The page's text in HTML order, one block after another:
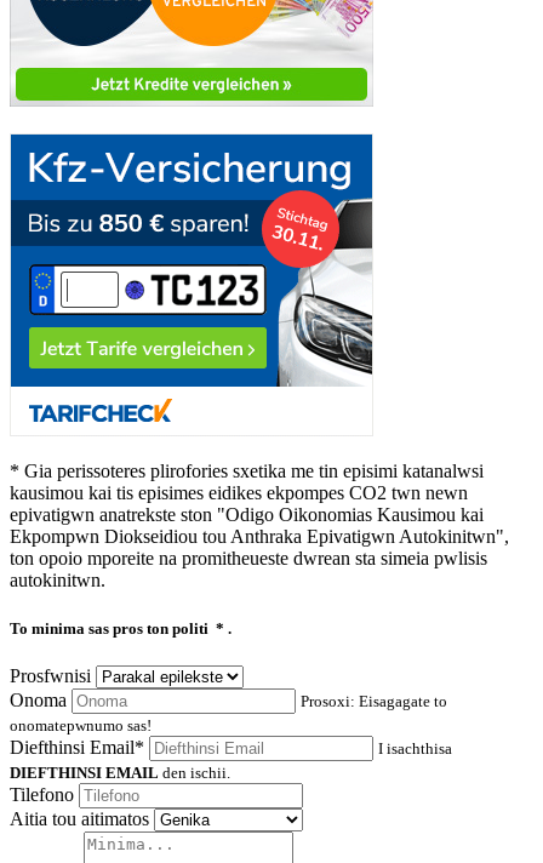
* Gia perissoteres plirofories sxetika me tin episimi katanalwsi
kausimou kai tis episimes eidikes ekpompes CO2 twn newn
epivatigwn anatrekste ston "Odigo Oikonomias Kausimou kai
Ekpompwn Diokseidiou tou Anthraka Epivatigwn Autokinitwn",
ton opoio mporeite na promitheueste dwrean sta simeia pwlisis
autokinitwn.
To minima sas pros ton politi * .
Prosfwnisi
Onoma
Prosoxi: Eisagagate to
onomatepwnumo sas!
Diefthinsi Email*
I isachthisa
DIEFTHINSI EMAIL den ischii.
Tilefono
Aitia tou aitimatos